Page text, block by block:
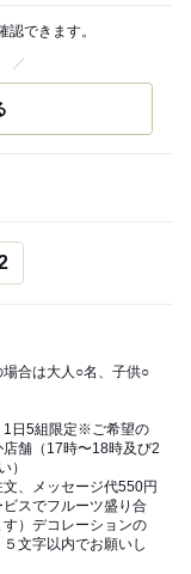
できます。
合は大人○名、子供○
1日5組限定※ご希望の
舗（17時〜18時及び2
）
文、メッセージ代550円
スでフルーツ盛り合
）デコレーションの
文字以内でお願いし